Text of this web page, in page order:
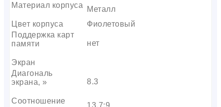
Материал корпуса
Металл
Цвет корпуса
Фиолетовый
Поддержка карт
памяти
нет
Экран
Диагональ
экрана, »
8.3
Соотношение
13.7:9